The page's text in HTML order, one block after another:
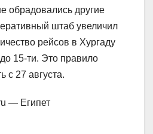
обрадовались другие
штаб увеличил
рейсов в Хургаду
15-ти. Это правило
с 27 августа.
— Египет